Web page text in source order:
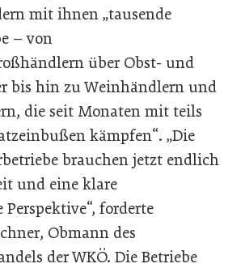
mit ihnen „tausende
– von
über Obst- und
bis hin zu Weinhändlern und
die seit Monaten mit teils
kämpfen“. „Die
brauchen jetzt endlich
und eine klare
forderte
Obmann des
der WKÖ. Die Betriebe